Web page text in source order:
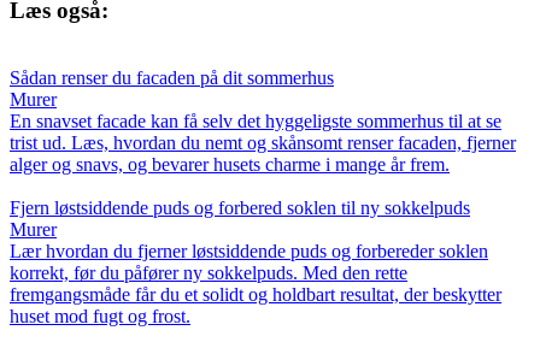
Læs også:
Sådan renser du facaden på dit sommerhus
Murer
En snavset facade kan få selv det hyggeligste sommerhus til at se
trist ud. Læs, hvordan du nemt og skånsomt renser facaden, fjerner
alger og snavs, og bevarer husets charme i mange år frem.
Fjern løstsiddende puds og forbered soklen til ny sokkelpuds
Murer
Lær hvordan du fjerner løstsiddende puds og forbereder soklen
korrekt, før du påfører ny sokkelpuds. Med den rette
fremgangsmåde får du et solidt og holdbart resultat, der beskytter
huset mod fugt og frost.